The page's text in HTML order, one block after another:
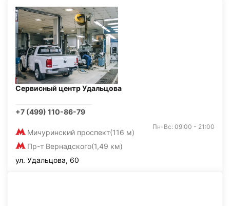
Сервисный центр Удальцова
+7 (499) 110-86-79
Мичуринский проспект(116 м)
Пр-т Вернадского(1,49 км)
Пн-Вс: 09:00 - 21:00
ул. Удальцова, 60